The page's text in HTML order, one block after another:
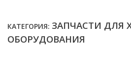
КАТЕГОРИЯ: ЗАПЧАСТИ ДЛЯ
ОБОРУДОВАНИЯ